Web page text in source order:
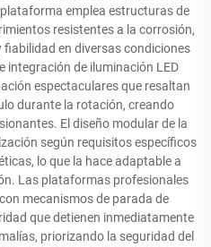
emplea estructuras de
resistentes a la corrosión,
fiabilidad en diversas condiciones
integración de iluminación LED
espectaculares que resaltan
durante la rotación, creando
El diseño modular de la
según requisitos específicos
lo que la hace adaptable a
Las plataformas profesionales
mecanismos de parada de
que detienen inmediatamente
priorizando la seguridad del